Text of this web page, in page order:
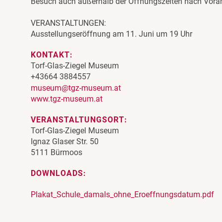
VERANSTALTUNGEN:
Ausstellungseröffnung am 11. Juni um 19 Uhr
KONTAKT:
Torf-Glas-Ziegel Museum
+43664 3884557
museum@tgz-museum.at
www.tgz-museum.at
VERANSTALTUNGSORT:
Torf-Glas-Ziegel Museum
Ignaz Glaser Str. 50
5111 Bürmoos
DOWNLOADS:
Plakat_Schule_damals_ohne_Eroeffnungsdatum.pdf